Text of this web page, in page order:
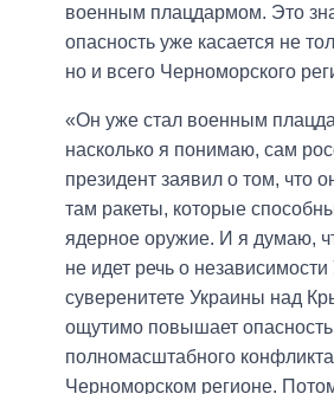
военным плацдармом. Это
опасность уже касается не
но и всего Черноморского
«Он уже стал военным
насколько я понимаю, сам
президент заявил о том, что
там ракеты, которые
ядерное оружие. И я думаю,
не идет речь о
суверенитете Украины над
ощутимо повышает опасность
полномасштабного
Черноморском регионе.